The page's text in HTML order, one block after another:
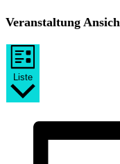
Veranstaltung
Liste